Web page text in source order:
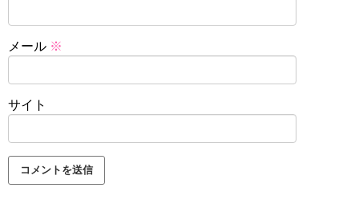
メール ※
サイト